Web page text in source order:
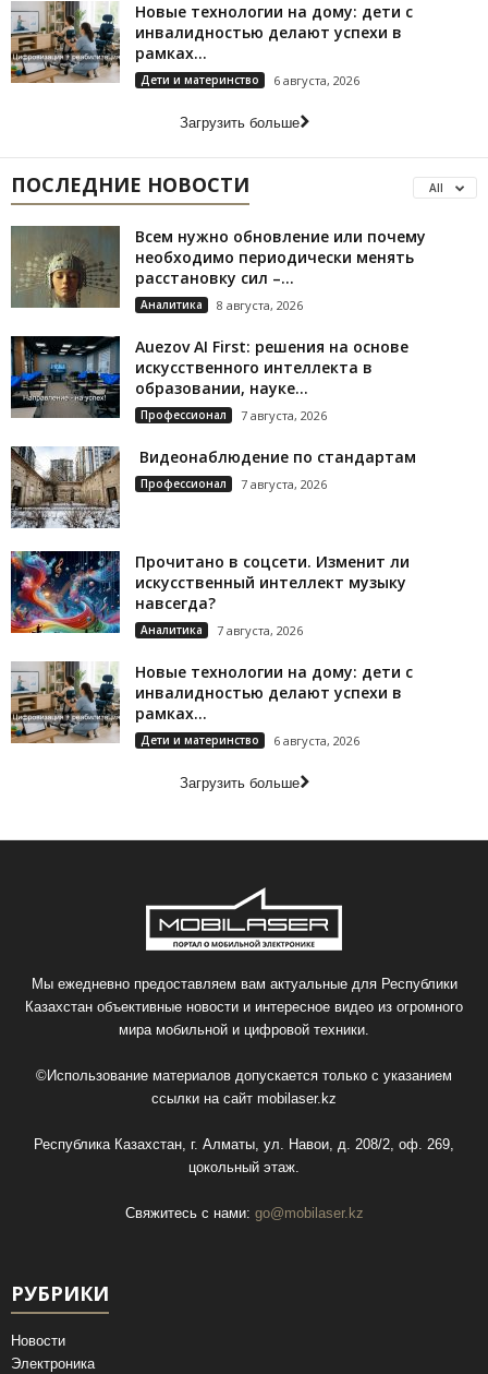
Новые технологии на дому: дети с
инвалидностью делают успехи в
рамках...
Дети и материнство 6 августа, 2026
Загрузить больше
ПОСЛЕДНИЕ НОВОСТИ All
Всем нужно обновление или почему
необходимо периодически менять
расстановку сил –...
Аналитика 8 августа, 2026
Auezov AI First: решения на основе
искусственного интеллекта в
образовании, науке...
Профессионал 7 августа, 2026
Видеонаблюдение по стандартам
Профессионал 7 августа, 2026
Прочитано в соцсети. Изменит ли
искусственный интеллект музыку
навсегда?
Аналитика 7 августа, 2026
Новые технологии на дому: дети с
инвалидностью делают успехи в
рамках...
Дети и материнство 6 августа, 2026
Загрузить больше
Мы ежедневно предоставляем вам актуальные для Республики
Казахстан объективные новости и интересное видео из огромного
мира мобильной и цифровой техники.
©Использование материалов допускается только с указанием
ссылки на сайт mobilaser.kz
Республика Казахстан, г. Алматы, ул. Навои, д. 208/2, оф. 269,
цокольный этаж.
Свяжитесь с нами: go@mobilaser.kz
РУБРИКИ
Новости
Электроника